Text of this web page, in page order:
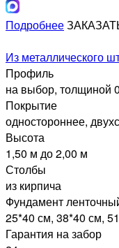
Подробнее
Из металлического
Профиль
на выбор, толщиной
Покрытие
одностороннее,
Высота
1,50 м до 2,00 м
Столбы
из кирпича
Фундамент
25*40 см, 38*40 см,
Гарантия на забор